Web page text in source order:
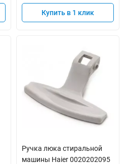
Купить в 1 клик
Ручка люка стиральной
машины Haier 0020202095